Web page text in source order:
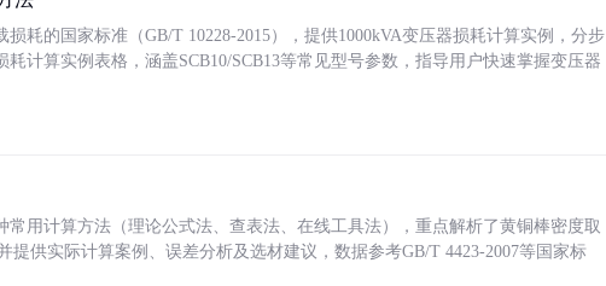
耗的国家标准（GB/T 10228-2015），提供1000kVA变压器损耗计算实例，分步
计算实例表格，涵盖SCB10/SCB13等常见型号参数，指导用户快速掌握变压器
用计算方法（理论公式法、查表法、在线工具法），重点解析了黄铜棒密度取
提供实际计算案例、误差分析及选材建议，数据参考GB/T 4423-2007等国家标